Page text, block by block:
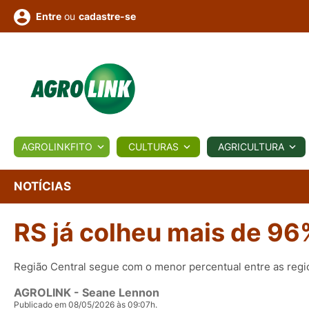
BIOLÓGICOS COTAÇÕES NOTÍCIAS
Conversor Colunistas Eventos
e
Vídeos
Entre ou cadastre-se
AGROLINKFITO CULTURAS AGRICULTURA
NOTÍCIAS
RS já colheu mais de
Região Central segue com o menor percentual entre as
AGROLINK - Seane Lennon
Publicado em 08/05/2026 às 09:07h.